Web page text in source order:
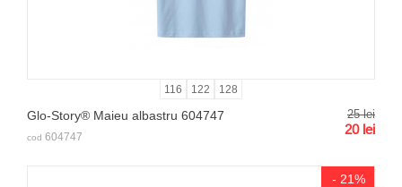
116 122 128
Glo-Story® Maieu albastru 604747 25 lei
20 lei
cod 604747
- 21%